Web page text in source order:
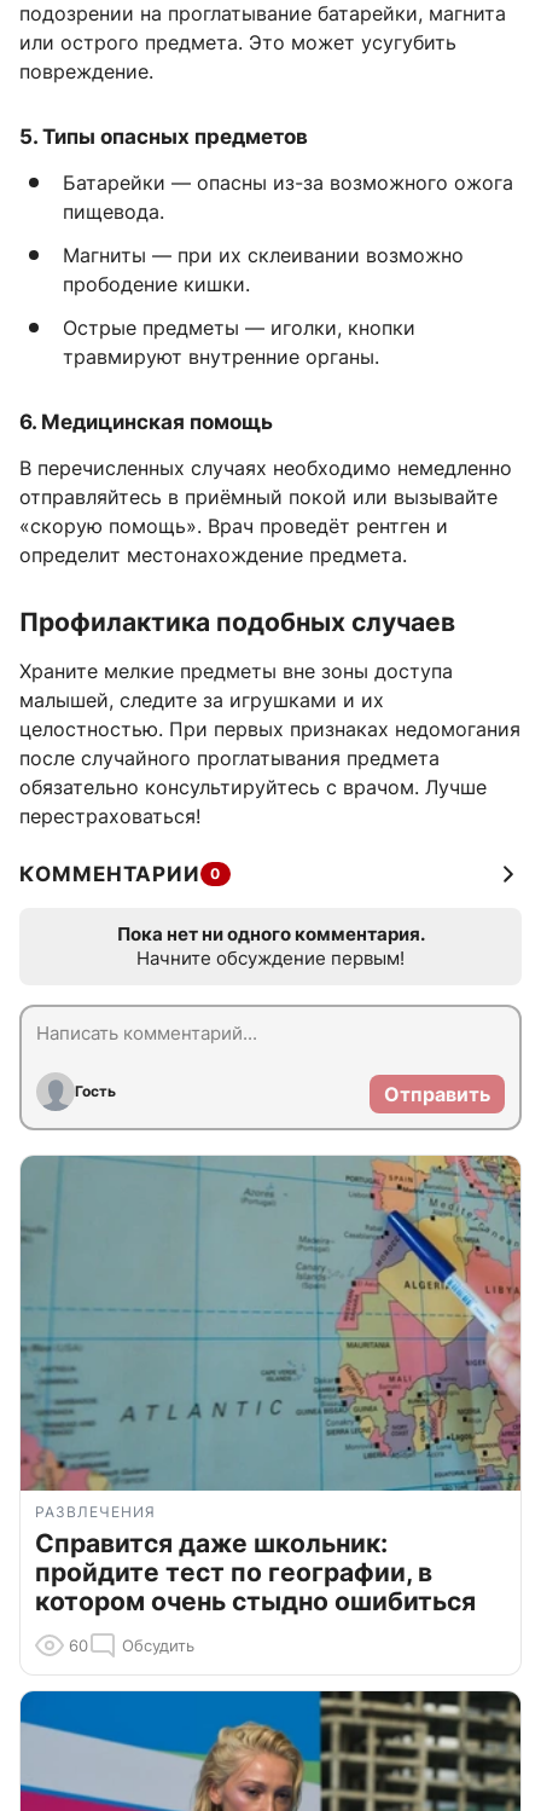
подозрении на проглатывание батарейки, магнита
или острого предмета. Это может усугубить
повреждение.
5. Типы опасных предметов
Батарейки — опасны из-за возможного ожога
пищевода.
Магниты — при их склеивании возможно
прободение кишки.
Острые предметы — иголки, кнопки
травмируют внутренние органы.
6. Медицинская помощь
В перечисленных случаях необходимо немедленно
отправляйтесь в приёмный покой или вызывайте
«скорую помощь». Врач проведёт рентген и
определит местонахождение предмета.
Профилактика подобных случаев
Храните мелкие предметы вне зоны доступа
малышей, следите за игрушками и их
целостностью. При первых признаках недомогания
после случайного проглатывания предмета
обязательно консультируйтесь с врачом. Лучше
перестраховаться!
КОММЕНТАРИИ 0
Пока нет ни одного комментария.
Начните обсуждение первым!
Гость Отправить
РАЗВЛЕЧЕНИЯ
Справится даже школьник:
пройдите тест по географии, в
котором очень стыдно ошибиться
60 Обсудить